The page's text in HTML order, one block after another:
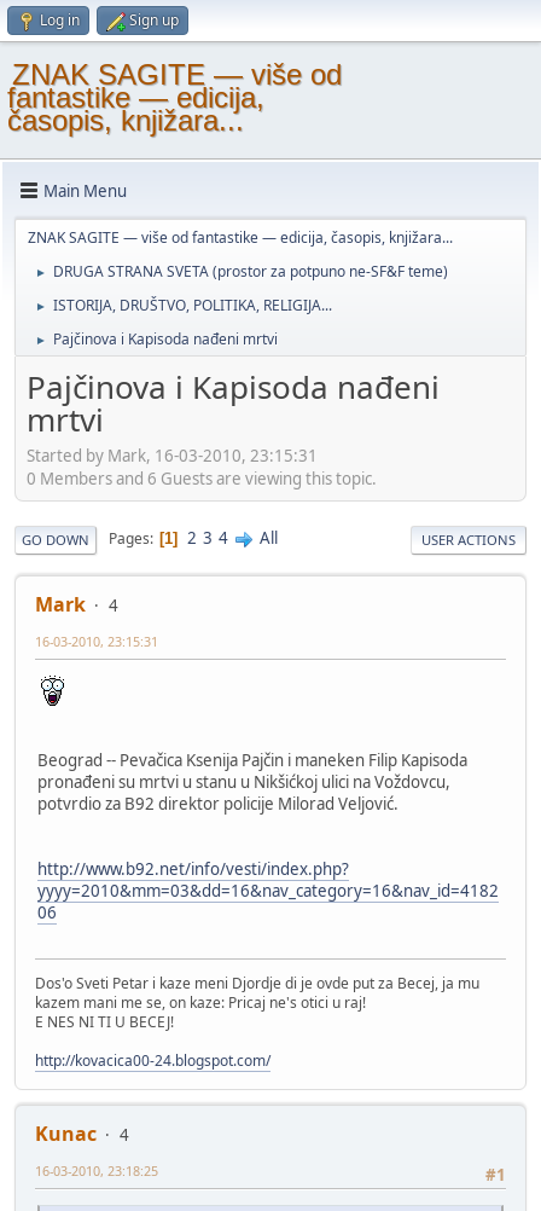
Log in Sign up
ZNAK SAGITE — više od
fantastike — edicija,
časopis, knjižara...
Main Menu
ZNAK SAGITE — više od fantastike — edicija, časopis, knjižara...
► DRUGA STRANA SVETA (prostor za potpuno ne-SF&F teme)
► ISTORIJA, DRUŠTVO, POLITIKA, RELIGIJA...
► Pajčinova i Kapisoda nađeni mrtvi
Pajčinova i Kapisoda nađeni
mrtvi
Started by Mark, 16-03-2010, 23:15:31
0 Members and 6 Guests are viewing this topic.
GO DOWN Pages 1 2 3 4 All USER ACTIONS
Mark 4
16-03-2010, 23:15:31
Beograd -- Pevačica Ksenija Pajčin i maneken Filip Kapisoda
pronađeni su mrtvi u stanu u Nikšićkoj ulici na Voždovcu,
potvrdio za B92 direktor policije Milorad Veljović.
http://www.b92.net/info/vesti/index.php?
yyyy=2010&mm=03&dd=16&nav_category=16&nav_id=4182
06
Dos'o Sveti Petar i kaze meni Djordje di je ovde put za Becej, ja mu
kazem mani me se, on kaze: Pricaj ne's otici u raj!
E NES NI TI U BECEJ!
http://kovacica00-24.blogspot.com/
Kunac
4
#1
16-03-2010, 23:18:25